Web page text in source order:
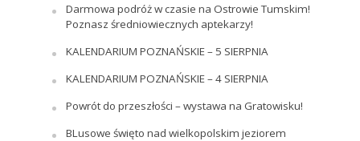
Darmowa podróż w czasie na Ostrowie Tumskim!
Poznasz średniowiecznych aptekarzy!
KALENDARIUM POZNAŃSKIE – 5 SIERPNIA
KALENDARIUM POZNAŃSKIE – 4 SIERPNIA
Powrót do przeszłości – wystawa na Gratowisku!
BLusowe święto nad wielkopolskim jeziorem